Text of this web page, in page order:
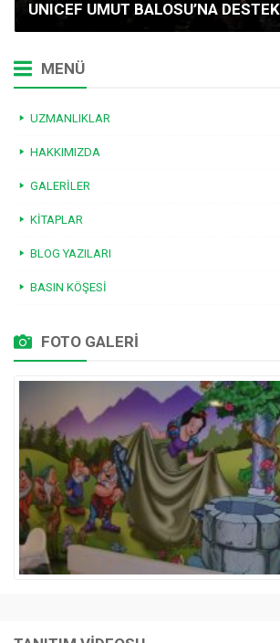
UNICEF UMUT BALOSU’NA DESTEK
MENÜ
UZMANLIKLAR
HAKKIMIZDA
GALERILER
KITAPLAR
BLOG YAZILARI
BASIN KÖŞESI
FOTO GALERİ